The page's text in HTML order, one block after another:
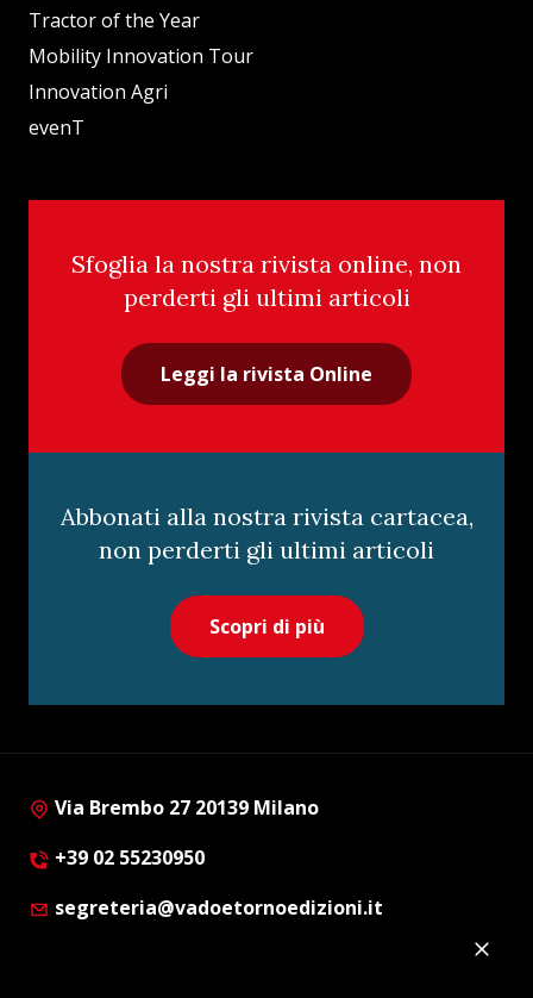
Tractor of the Year
Mobility Innovation Tour
Innovation Agri
evenT
Sfoglia la nostra rivista online, non
perderti gli ultimi articoli
Leggi la rivista Online
Abbonati alla nostra rivista cartacea,
non perderti gli ultimi articoli
Scopri di più
Via Brembo 27 20139 Milano
+39 02 55230950
segreteria@vadoetornoedizioni.it